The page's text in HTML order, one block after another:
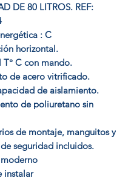
DE 80 LITROS. REF:
: C
horizontal.
C con mando.
de acero vitrificado.
de aislamiento.
de poliuretano sin
de montaje, manguitos y
seguridad incluidos.
instalar